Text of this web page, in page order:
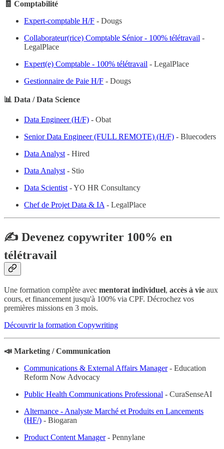
🧾 Comptabilité
Expert-comptable H/F - Dougs
Collaborateur(rice) Comptable Sénior - 100% télétravail -
LegalPlace
Expert(e) Comptable - 100% télétravail - LegalPlace
Gestionnaire de Paie H/F - Dougs
📊 Data / Data Science
Data Engineer (H/F) - Obat
Senior Data Engineer (FULL REMOTE) (H/F) - Bluecoders
Data Analyst - Hired
Data Analyst - Stio
Data Scientist - YO HR Consultancy
Chef de Projet Data & IA - LegalPlace
✍️ Devenez copywriter 100% en
télétravail
Une formation complète avec mentorat individuel, accès à vie aux
cours, et financement jusqu'à 100% via CPF. Décrochez vos
premières missions en 3 mois.
Découvrir la formation Copywriting
📣 Marketing / Communication
Communications & External Affairs Manager- Education
Reform Now Advocacy
Public Health Communications Professional - CuraSenseAI
Alternance - Analyste Marché et Produits en Lancements
(HF/) - Biogaran
Product Content Manager- Pennylane